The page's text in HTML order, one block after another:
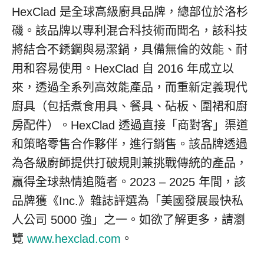
HexClad 是全球高級廚具品牌，總部位於洛杉
磯。該品牌以專利混合科技術而聞名，該科技
將結合不銹鋼與易潔鍋，具備無倫的效能、耐
用和容易使用。HexClad 自 2016 年成立以
來，透過全系列高效能產品，而重新定義現代
廚具（包括煮食用具、餐具、砧板、圍裙和廚
房配件）。HexClad 透過直接「商對客」渠道
和策略零售合作夥伴，進行銷售。該品牌透過
為各級廚師提供打破規則兼挑戰傳統的產品，
贏得全球熱情追隨者。2023 – 2025 年間，該
品牌獲《Inc.》雜誌評選為「美國發展最快私
人公司 5000 強」之一。如欲了解更多，請瀏
覽 www.hexclad.com 。